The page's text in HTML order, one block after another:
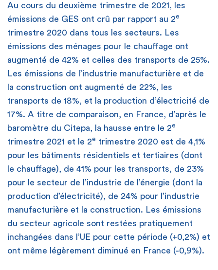
Au cours du deuxième trimestre de 2021, les
émissions de GES ont crû par rapport au 2e
trimestre 2020 dans tous les secteurs. Les
émissions des ménages pour le chauffage ont
augmenté de 42% et celles des transports de 25%.
Les émissions de l’industrie manufacturière et de
la construction ont augmenté de 22%, les
transports de 18%, et la production d’électricité de
17%. A titre de comparaison, en France, d’après le
baromètre du Citepa, la hausse entre le 2e
trimestre 2021 et le 2e trimestre 2020 est de 4,1%
pour les bâtiments résidentiels et tertiaires (dont
le chauffage), de 41% pour les transports, de 23%
pour le secteur de l’industrie de l’énergie (dont la
production d’électricité), de 24% pour l’industrie
manufacturière et la construction. Les émissions
du secteur agricole sont restées pratiquement
inchangées dans l’UE pour cette période (+0,2%) et
ont même légèrement diminué en France (-0,9%).